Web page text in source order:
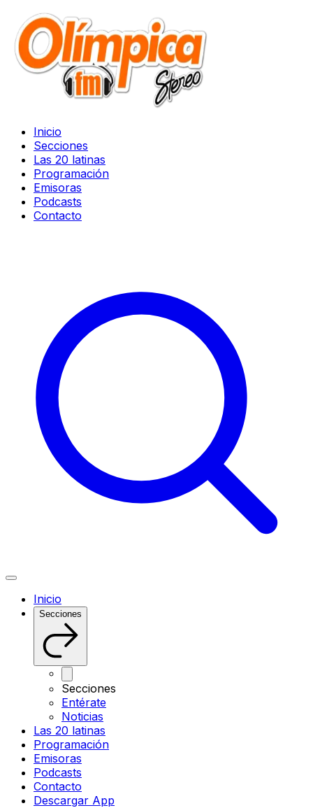
Inicio
Secciones
Las 20 latinas
Programación
Emisoras
Podcasts
Contacto
Inicio
Secciones
Secciones
Entérate
Noticias
Las 20 latinas
Programación
Emisoras
Podcasts
Contacto
Descargar App